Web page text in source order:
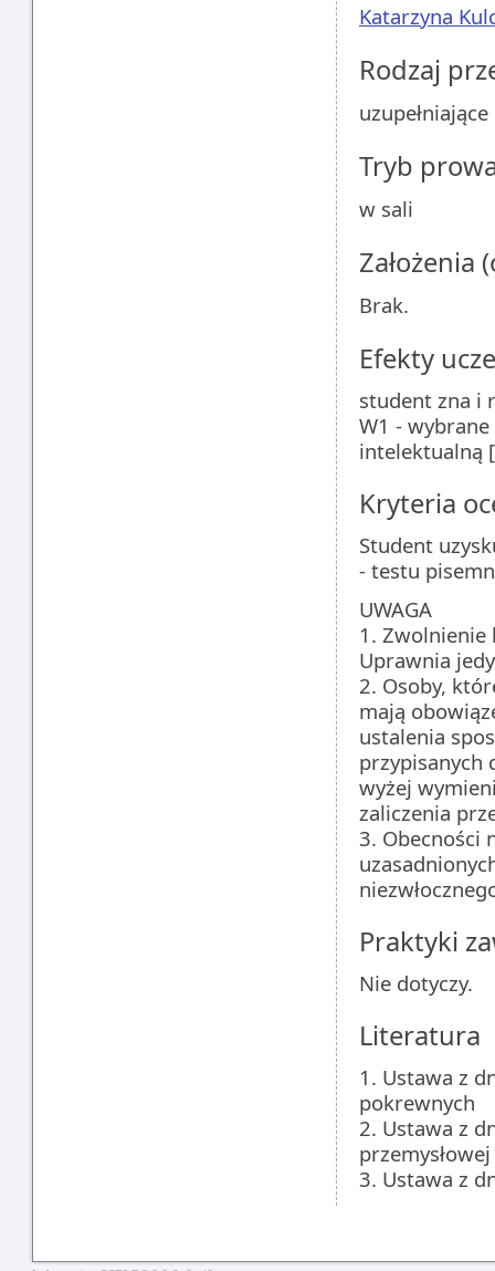
Katarzyna
Rodzaj
uzupełniające
Tryb
w sali
Założenia
Brak.
Efekty
student zna i
W1 - wybrane
intelektualną
Kryteria
Student
- testu
UWAGA
1. Zwolnienie
Uprawnia
2. Osoby,
mają
ustalenia
przypisanych
wyżej
zaliczenia
3. Obecności
Praktyki
Nie dotyczy.
Literatura
1. Ustawa z
pokrewnych
2. Ustawa z
przemysłowej
3. Ustawa z